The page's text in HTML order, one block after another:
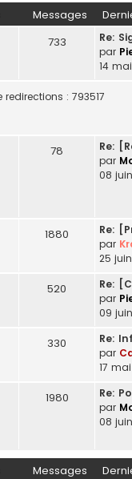
Messages
733
Re:
par
14
redirections : 793517
78
Re:
par
08 juin
1880
Re:
par
25
520
Re:
par
09
330
Re:
par
17
1980
Re:
par
08
Messages